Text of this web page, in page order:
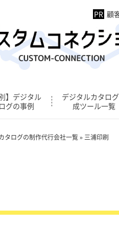
顧
】デジタル
グの事例
デジタルカタロ
成ツール一覧
タログの制作代行会社一覧» 三浦印刷